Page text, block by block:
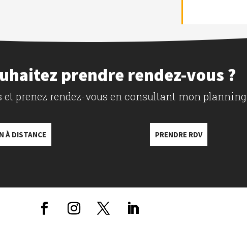
prendre rendez-vous ?
et prenez rendez-vous en consultant mon planning
À DISTANCE PRENDRE RDV